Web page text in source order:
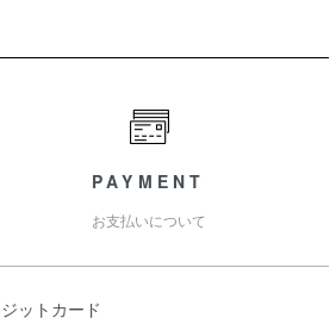
PAYMENT
お支払いについて
ットカード